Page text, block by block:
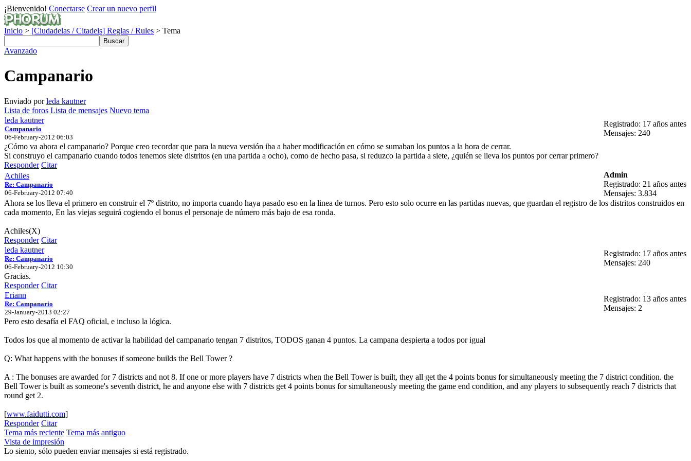
¡Bienvenido! Conectarse Crear un nuevo perfil
Inicio > [Ciudadelas / Citadels] Reglas / Rules > Tema
Avanzado
Campanario
Enviado porleda kautner
Lista de foros Lista de mensajes Nuevo tema
leda kautner
Campanario
06-February-2012 06:03
Registrado: 17 años antes
Mensajes: 240
¿Cómo va ahora el campanario? Porque creo recordar que para la nueva versión iba a haber modificación en cómo se sumaban los puntos a la hora de cerrar.
Si construyo el campanario cuando todos tenemos siete distritos (en una partida a ocho), como de hecho pasa, si reduzco la partida a siete, ¿quién se lleva los puntos por cerrar primero?
Responder Citar
Achiles
Re: Campanario
06-February-2012 07:40
Admin
Registrado: 21 años antes
Mensajes: 3.834
Ahora se los lleva el primero en construir el 7º distrito, no importa cuando haya pasado eso en la linea de turnos. Pero esto solo ocurre en las partidas nuevas, que guardan el registro de los distritos construidos en
cada momento, En las viejas seguirá cogiendo el bonus el personaje de número más bajo de esa ronda.
Achiles(X)
Responder Citar
leda kautner
Re: Campanario
06-February-2012 10:30
Registrado: 17 años antes
Mensajes: 240
Gracias.
Responder Citar
Eriann
Re: Campanario
29-January-2013 02:27
Registrado: 13 años antes
Mensajes: 2
Pero esto desafía el FAQ oficial, e incluso la lógica.
Todos los que al momento de activar la habilidad del campanario tengan 7 distritos, TODOS ganan 4 puntos. La campana despierta a todos por igual
Q: What happens with the bonuses if someone builds the Bell Tower ?
A : The bonuses are awarded for 7 districts and not 8. If one or more players have 7 districts when the Bell Tower is built, they all get the 4 points bonus for simultaneously meeting the 7 district condition. the
Bell Tower is built as someone's seventh district, he and anyone else with 7 districts get 4 points bonus for simultaneously meeting the game end condition, and any players to subsequently reach 7 districts that
round get 2.
[www.faidutti.com]
Responder Citar
Tema más reciente Tema más antiguo
Vista de impresión
Lo siento, sólo pueden enviar mensajes si está registrado.